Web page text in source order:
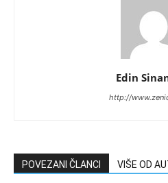
Edin
http://
POVEZANI ČLANCI VIŠE OD